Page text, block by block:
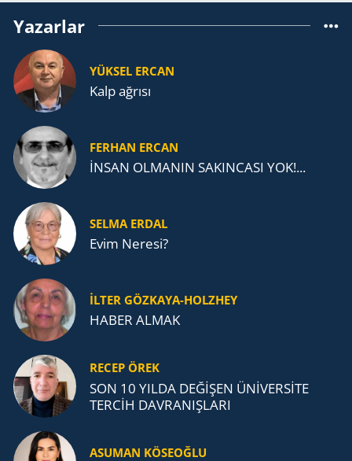
Yazarlar
YÜKSEL ERCAN
Kalp ağrısı
FERHAN ERCAN
İNSAN OLMANIN SAKINCASI YOK!...
SELMA ERDAL
Evim Neresi?
İLTER GÖZKAYA-HOLZHEY
HABER ALMAK
RECEP ÖREK
SON 10 YILDA DEĞİŞEN ÜNİVERSİTE
TERCİH DAVRANIŞLARI
ASUMAN KÖSEOĞLU